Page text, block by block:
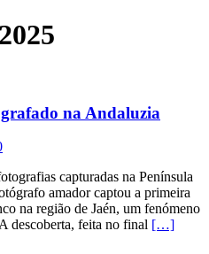
na Andaluzia
capturadas na Península
amador captou a primeira
na região de Jaén, um fenómeno
descoberta, feita no final […]